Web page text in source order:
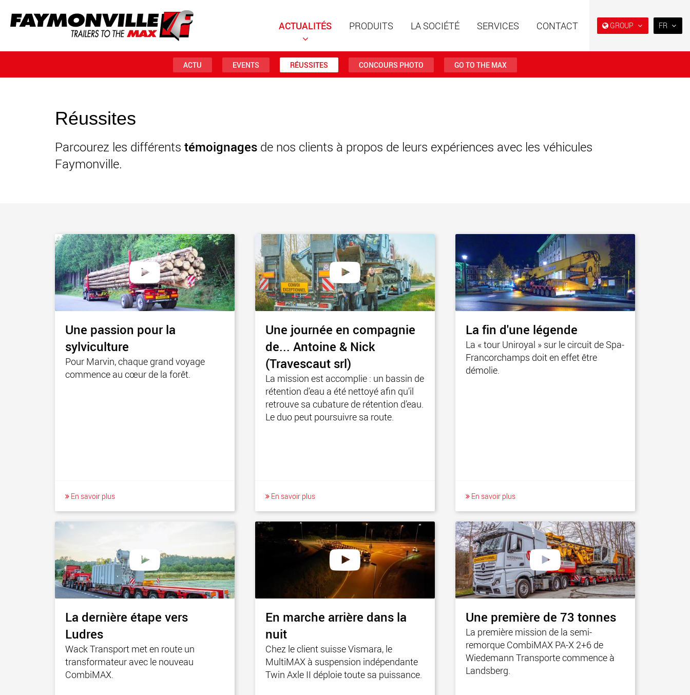
GROUP
des charges plus légères aux
www.morello.us.com
pour des charges utiles
jusqu’à 25 000 t et au-delà
www.cometto.com
FR
ACTUALITÉS PRODUITS LA SOCIÉTÉ SERVICES CONTACT
ACTU EVENTS RÉUSSITES CONCOURS PHOTO GO TO THE MAX
Réussites
Parcourez les différents témoignages de nos clients à propos de leurs expériences avec les véhicules
Faymonville.
Une passion pour la
sylviculture
Pour Marvin, chaque grand voyage
commence au cœur de la forêt.
En savoir plus
Une journée en compagnie
de... Antoine & Nick
(Travescaut srl)
La mission est accomplie : un bassin de
rétention d’eau a été nettoyé afin qu’il
retrouve sa cubature de rétention d’eau.
Le duo peut poursuivre sa route.
En savoir plus
La fin d'une légende
La « tour Uniroyal » sur le circuit de Spa-
Francorchamps doit en effet être
démolie.
En savoir plus
La dernière étape vers
Ludres
Wack Transport met en route un
transformateur avec le nouveau
CombiMAX.
En marche arrière dans la
nuit
Chez le client suisse Vismara, le
MultiMAX à suspension indépendante
Twin Axle II déploie toute sa puissance.
Une première de 73 tonnes
La première mission de la semi-
remorque CombiMAX PA-X 2+6 de
Wiedemann Transporte commence à
Landsberg.